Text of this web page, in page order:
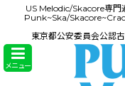
US Melodic/Skacore専
Punk~Ska/
東京都公安委員会公認
メニュー